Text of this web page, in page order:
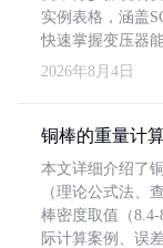
实例表格，涵盖
快速掌握变压器
2026年8月4日
铜棒的重量计
本文详细介绍了
（理论公式法、
棒密度取值（8.4-
际计算案例、误